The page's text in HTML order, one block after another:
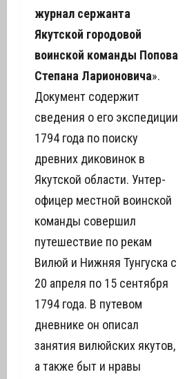
журнал сержанта
Якутской городовой
воинской команды Попова
Степана Ларионовича».
Документ содержит
сведения о его экспедиции
1794 года по поиску
древних диковинок в
Якутской области. Унтер-
офицер местной воинской
команды совершил
путешествие по рекам
Вилюй и Нижняя Тунгуска с
20 апреля по 15 сентября
1794 года. В путевом
дневнике он описал
занятия вилюйских якутов,
а также быт и нравы